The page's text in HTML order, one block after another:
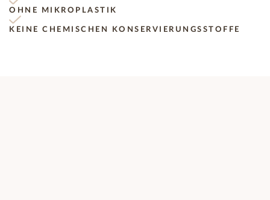
OHNE MIKROPLASTIK
KEINE CHEMISCHEN KONSERVIERUNGSSTOFFE